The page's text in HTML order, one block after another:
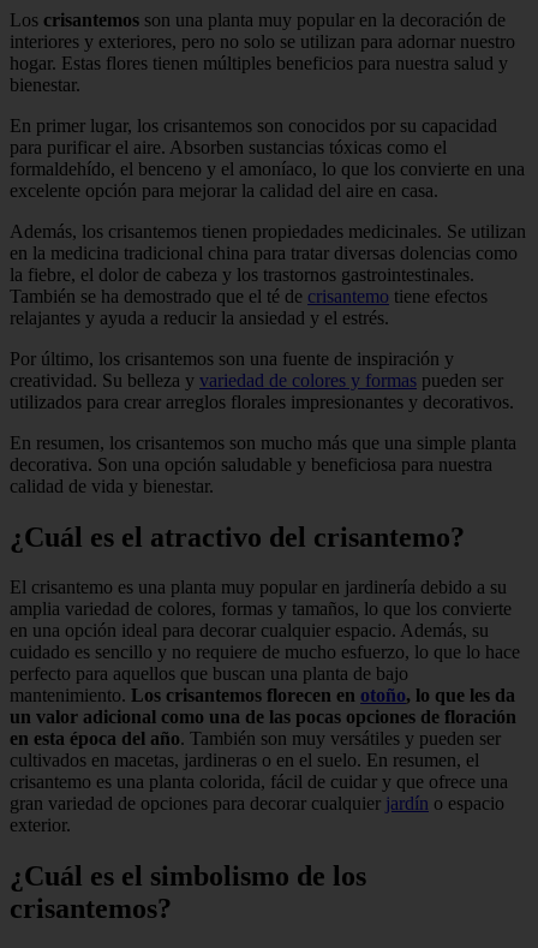
Los crisantemos son una planta muy popular en la decoración de
interiores y exteriores, pero no solo se utilizan para adornar nuestro
hogar. Estas flores tienen múltiples beneficios para nuestra salud y
bienestar.
En primer lugar, los crisantemos son conocidos por su capacidad
para purificar el aire. Absorben sustancias tóxicas como el
formaldehído, el benceno y el amoníaco, lo que los convierte en una
excelente opción para mejorar la calidad del aire en casa.
Además, los crisantemos tienen propiedades medicinales. Se utilizan
en la medicina tradicional china para tratar diversas dolencias como
la fiebre, el dolor de cabeza y los trastornos gastrointestinales.
También se ha demostrado que el té de crisantemo tiene efectos
relajantes y ayuda a reducir la ansiedad y el estrés.
Por último, los crisantemos son una fuente de inspiración y
creatividad. Su belleza y variedad de colores y formas pueden ser
utilizados para crear arreglos florales impresionantes y decorativos.
En resumen, los crisantemos son mucho más que una simple planta
decorativa. Son una opción saludable y beneficiosa para nuestra
calidad de vida y bienestar.
¿Cuál es el atractivo del crisantemo?
El crisantemo es una planta muy popular en jardinería debido a su
amplia variedad de colores, formas y tamaños, lo que los convierte
en una opción ideal para decorar cualquier espacio. Además, su
cuidado es sencillo y no requiere de mucho esfuerzo, lo que lo hace
perfecto para aquellos que buscan una planta de bajo
mantenimiento. Los crisantemos florecen en otoño, lo que les da
un valor adicional como una de las pocas opciones de floración
en esta época del año. También son muy versátiles y pueden ser
cultivados en macetas, jardineras o en el suelo. En resumen, el
crisantemo es una planta colorida, fácil de cuidar y que ofrece una
gran variedad de opciones para decorar cualquier jardín o espacio
exterior.
¿Cuál es el simbolismo de los
crisantemos?